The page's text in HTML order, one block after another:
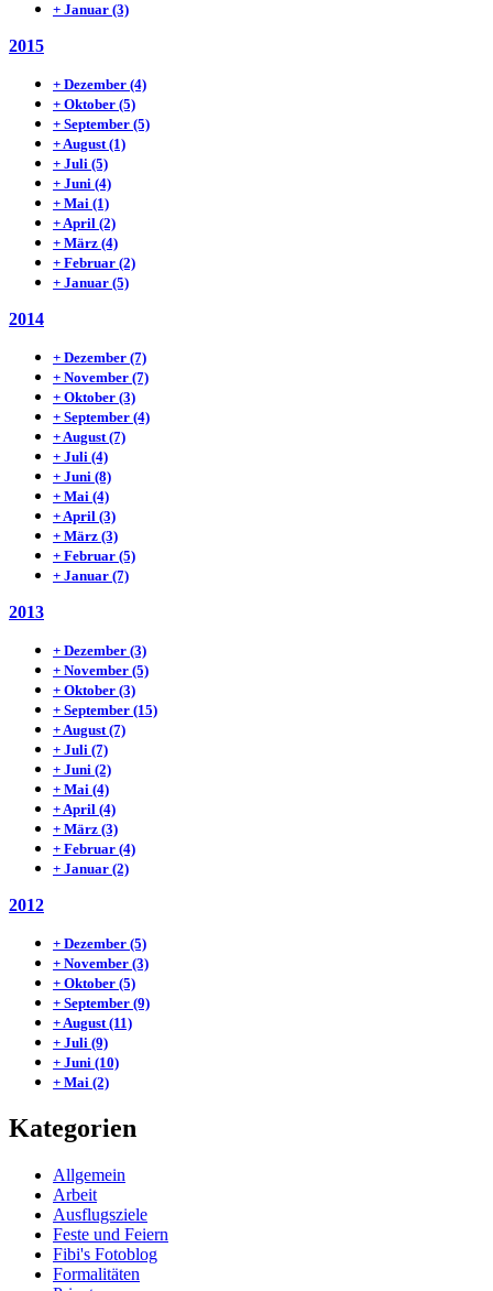
+ Januar (3)
2015
+ Dezember (4)
+ Oktober (5)
+ September (5)
+August(1)
+ Juli (5)
+ Juni (4)
+ Mai (1)
+April (2)
+ März (4)
+ Februar (2)
+ Januar (5)
2014
+ Dezember (7)
+ November (7)
+ Oktober (3)
+ September (4)
+August(7)
+ Juli (4)
+ Juni (8)
+ Mai (4)
+April (3)
+ März (3)
+ Februar (5)
+ Januar (7)
2013
+ Dezember (3)
+ November (5)
+ Oktober (3)
+ September (15)
+August(7)
+ Juli (7)
+ Juni (2)
+ Mai (4)
+April (4)
+ März (3)
+ Februar (4)
+ Januar (2)
2012
+ Dezember (5)
+ November (3)
+ Oktober (5)
+ September (9)
+August(11)
+ Juli (9)
+ Juni (10)
+ Mai (2)
Kategorien
Allgemein
Arbeit
Ausflugsziele
Feste und Feiern
Fibi's Fotoblog
Formalitäten